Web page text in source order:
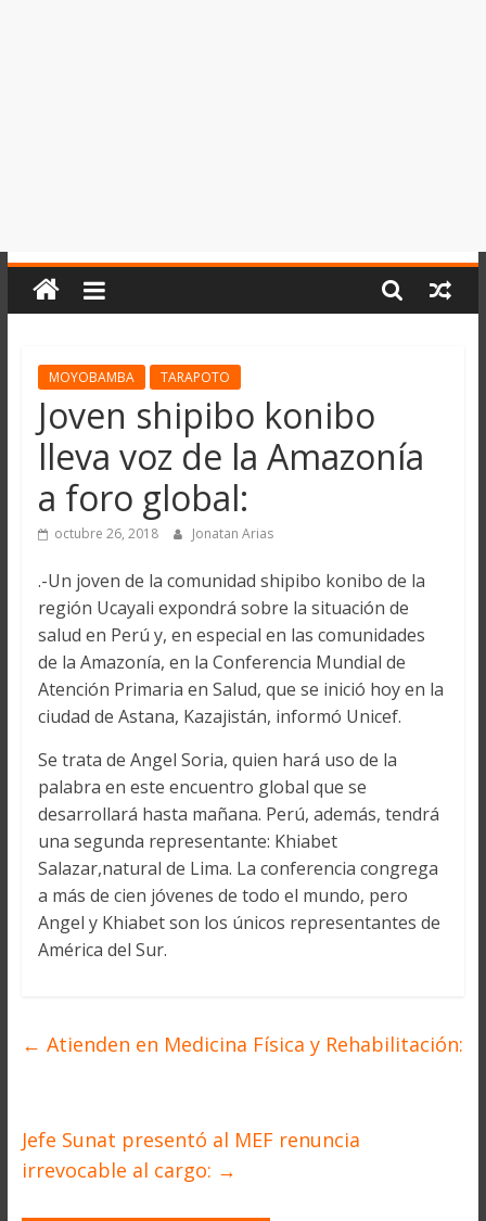
MOYOBAMBA TARAPOTO
Joven shipibo konibo
lleva voz de la Amazonía
a foro global:
octubre 26, 2018 Jonatan Arias
.-Un joven de la comunidad shipibo konibo de la
región Ucayali expondrá sobre la situación de
salud en Perú y, en especial en las comunidades
de la Amazonía, en la Conferencia Mundial de
Atención Primaria en Salud, que se inició hoy en la
ciudad de Astana, Kazajistán, informó Unicef.
Se trata de Angel Soria, quien hará uso de la
palabra en este encuentro global que se
desarrollará hasta mañana. Perú, además, tendrá
una segunda representante: Khiabet
Salazar,natural de Lima. La conferencia congrega
a más de cien jóvenes de todo el mundo, pero
Angel y Khiabet son los únicos representantes de
América del Sur.
← Atienden en Medicina Física y Rehabilitación:
Jefe Sunat presentó al MEF renuncia
irrevocable al cargo: →